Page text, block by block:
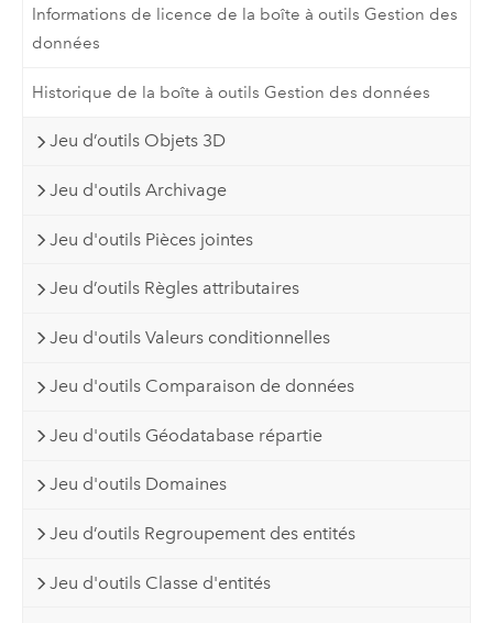
Informations de licence de la boîte à outils Gestion des
données
Historique de la boîte à outils Gestion des données
Jeu d’outils Objets 3D
Jeu d'outils Archivage
Jeu d'outils Pièces jointes
Jeu d’outils Règles attributaires
Jeu d'outils Valeurs conditionnelles
Jeu d'outils Comparaison de données
Jeu d'outils Géodatabase répartie
Jeu d'outils Domaines
Jeu d’outils Regroupement des entités
Jeu d'outils Classe d'entités